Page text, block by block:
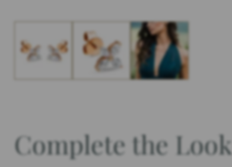
Complete the Look